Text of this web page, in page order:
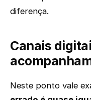
diferença.
Canais
Neste ponto vale